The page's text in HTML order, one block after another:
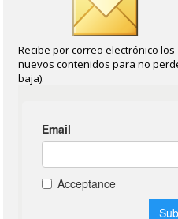
Recibe por correo electrónico los
nuevos contenidos para no
baja).